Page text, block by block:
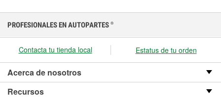
PROFESIONALES EN AUTOPARTES ®
Contacta tu tienda local Estatus de tu orden
Acerca de nosotros
Recursos